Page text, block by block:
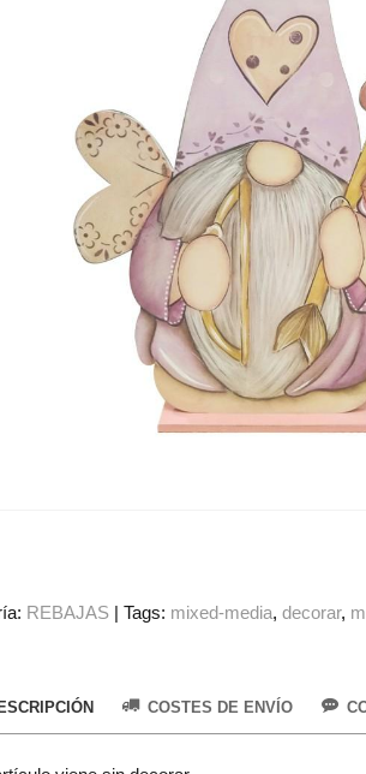
REBAJAS |Tags: mixed-media decorar
COSTES DE ENVÍO